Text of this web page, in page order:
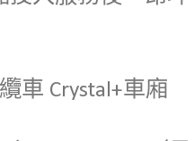
車 Crystal+車廂